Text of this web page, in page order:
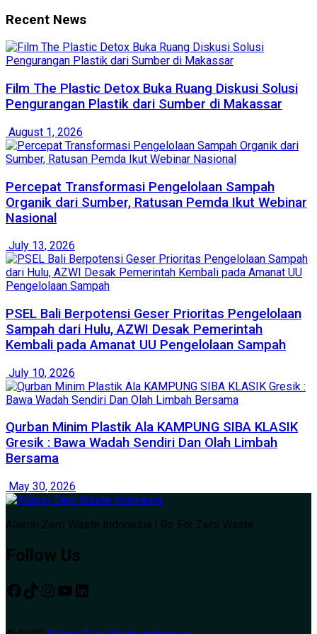
Recent News
Film The Plastic Detox Buka Ruang Diskusi Solusi
Pengurangan Plastik dari Sumber di Makassar
August 1, 2026
Percepat Transformasi Pengelolaan Sampah
Organik dari Sumber, Ratusan Pemda Ikut Webinar
Nasional
July 13, 2026
PSEL Bali Berpotensi Geser Prioritas Pengelolaan
Sampah dari Hulu, AZWI Desak Pemerintah
Kembali pada Amanat UU Pengelolaan Sampah
July 10, 2026
Qurban Minim Plastik Ala KAMPUNG SIBA KLASIK
Gresik : Bawa Wadah Sendiri Dan Olah Limbah
Bersama
May 30, 2026
Aliansi Zero Waste Indonesia | Go For Zero Waste
Follow Us